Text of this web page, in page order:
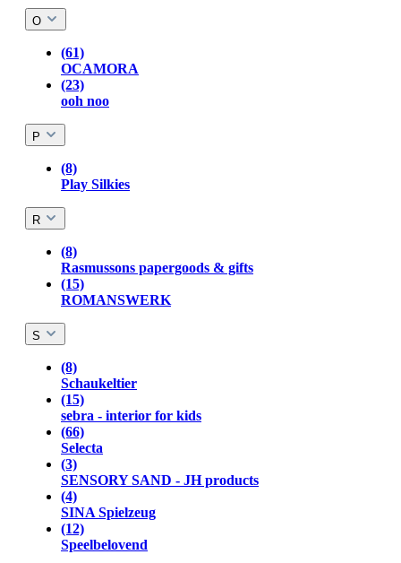
O
(61)
OCAMORA
(23)
ooh noo
P
(8)
Play Silkies
R
(8)
Rasmussons papergoods & gifts
(15)
ROMANSWERK
S
(8)
Schaukeltier
(15)
sebra - interior for kids
(66)
Selecta
(3)
SENSORY SAND - JH products
(4)
SINA Spielzeug
(12)
Speelbelovend